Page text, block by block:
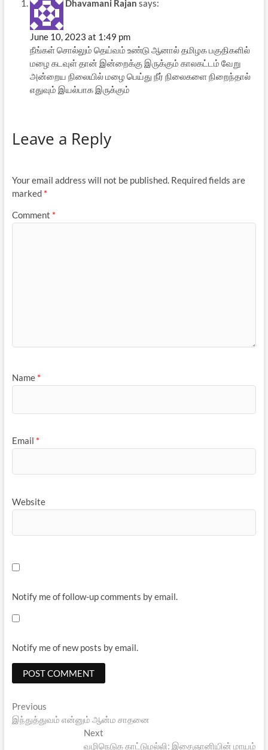
Dhavamani Rajan says:
June 10, 2023 at 1:49 pm
நீங்கள் சொல்லும் தெய்வம் உண்டு ஆனால் தமிழக பகுதிகளில்
மழை கடவுள் தான் இன்றைக்கு இருக்கும் காலகட்டம் வேறு
அன்றைய நிலையில் மழை பெய்து நீர் நிலைகளை நிறைந்தால்
எதுவும் இயல்பாக இருக்கும்
Leave a Reply
Your email address will not be published. Required fields are
marked *
Comment *
Name *
Email *
Website
Notify me of follow-up comments by email.
Notify me of new posts by email.
Post
navigation
PreviousPrevious
post:
இந்துத்துவம் என்னும் ஆன்ம சாதனை
Next
post:
வழிநெடுக காட்டுமல்லி: இசைஞானியின் மாயம்